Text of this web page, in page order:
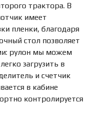
трактора. В
имеет
пленки, благодаря
стол позволяет
рулон мы можем
загрузить в
и счетчик
в кабине
контролируется